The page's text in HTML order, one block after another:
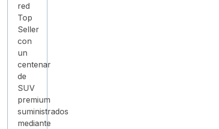
red
Top
Seller
con
un
centenar
de
SUV
premium
suministrados
mediante